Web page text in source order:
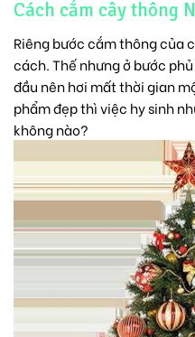
Cách cắm cây thông
Riêng bước cắm thông của
cách. Thế nhưng ở bước
đầu nên hơi mất thời gian
phẩm đẹp thì việc hy sinh
không nào?